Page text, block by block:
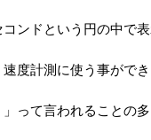
ンドという円の中で表
度計測に使う事ができ
って言われることの多